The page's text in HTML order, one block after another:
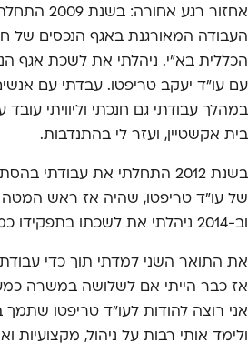
אחזור רגע
העבודה המאורגנת באגף הנכסים של
הכללית בא"י. ניהלתי את לשכת אגף
עם עו"ד יעקב טריפטו. עבדתי עם
במהלך עבודתי גם חנכתי וליוויתי
בית אקשטיין, ועזר לי בהתנדבות.
בשנת 2012 התחלתי את עבודתי
של עו"ד טריפטו, שהיה אז ראש
וב-2014 ניהלתי את לשכתו בתפקידו כמנכ"ל ההסתדרות.
את התואר השני למדתי תוך כדי
אז כבר הייתי אם לשלושה במשרה
אני רוצה להודות לעו"ד טריפטו שתמך
ולימד אותי רבות על ניהול, מקצועיות